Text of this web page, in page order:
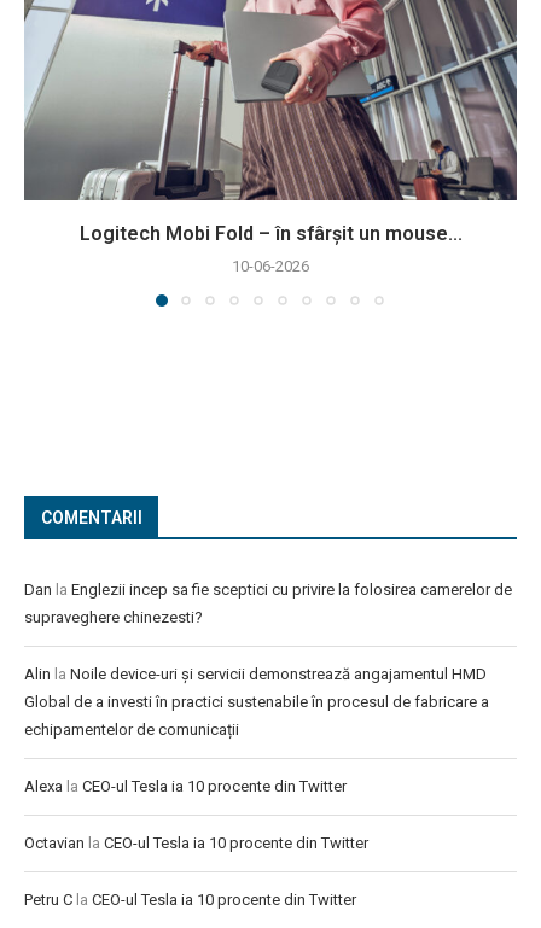
Logitech Mobi Fold – în sfârșit un mouse...
10-06-2026
COMENTARII
Dan la Englezii incep sa fie sceptici cu privire la folosirea camerelor de
supraveghere chinezesti?
Alin la Noile device-uri și servicii demonstrează angajamentul HMD
Global de a investi în practici sustenabile în procesul de fabricare a
echipamentelor de comunicații
Alexa la CEO-ul Tesla ia 10 procente din Twitter
Octavian la CEO-ul Tesla ia 10 procente din Twitter
Petru C la CEO-ul Tesla ia 10 procente din Twitter